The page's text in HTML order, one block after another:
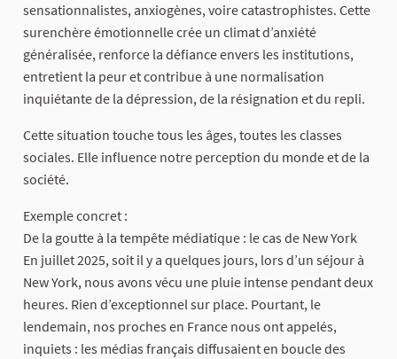
sensationnalistes, anxiogènes, voire catastrophistes. Cette
surenchère émotionnelle crée un climat d’anxiété
généralisée, renforce la défiance envers les institutions,
entretient la peur et contribue à une normalisation
inquiétante de la dépression, de la résignation et du repli.
Cette situation touche tous les âges, toutes les classes
sociales. Elle influence notre perception du monde et de la
société.
Exemple concret :
De la goutte à la tempête médiatique : le cas de New York
En juillet 2025, soit il y a quelques jours, lors d’un séjour à
New York, nous avons vécu une pluie intense pendant deux
heures. Rien d’exceptionnel sur place. Pourtant, le
lendemain, nos proches en France nous ont appelés,
inquiets : les médias français diffusaient en boucle des